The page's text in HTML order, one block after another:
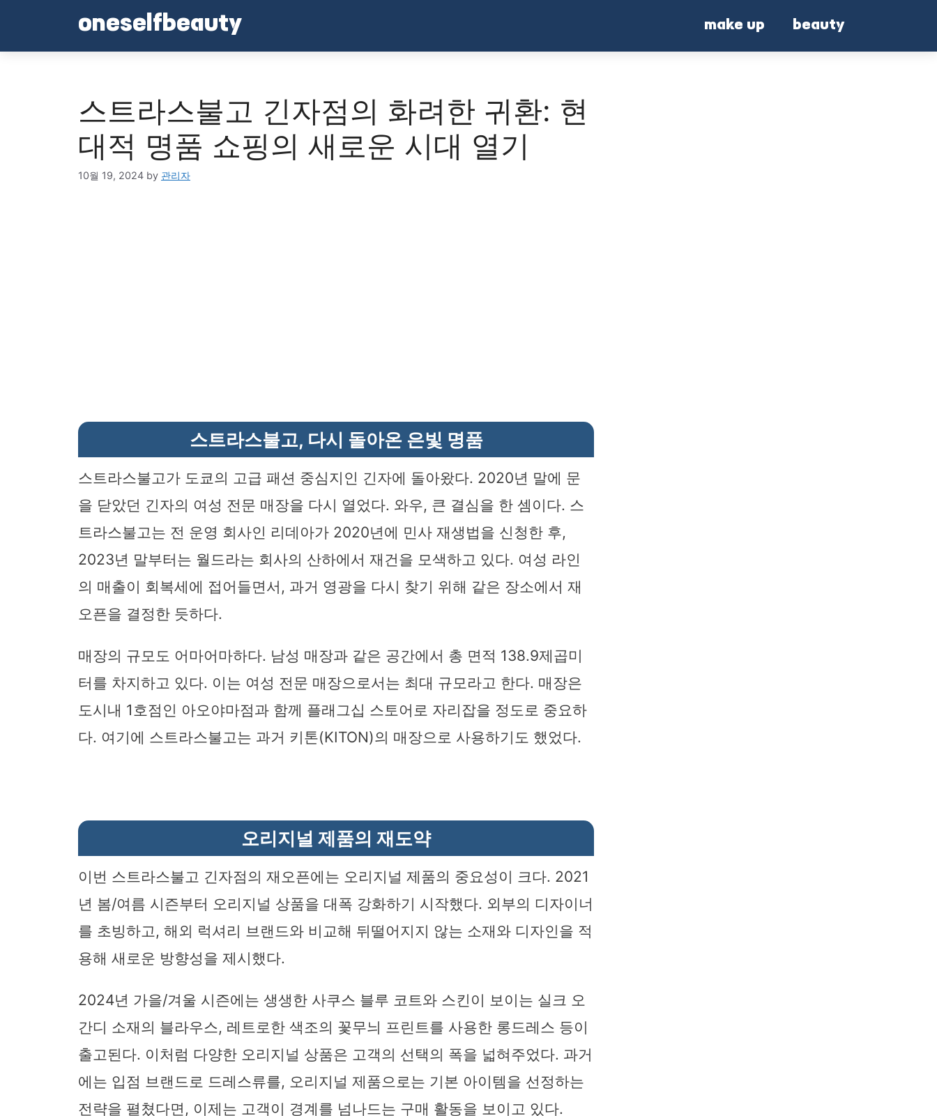
oneselfbeauty make up beauty
스트라스불고 긴자점의 화려한 귀환: 현
대적 명품 쇼핑의 새로운 시대 열기
10월 19, 2024 by 관리자
스트라스불고, 다시 돌아온 은빛 명품
스트라스불고가 도쿄의 고급 패션 중심지인 긴자에 돌아왔다. 2020년 말에 문
을 닫았던 긴자의 여성 전문 매장을 다시 열었다. 와우, 큰 결심을 한 셈이다. 스
트라스불고는 전 운영 회사인 리데아가 2020년에 민사 재생법을 신청한 후,
2023년 말부터는 월드라는 회사의 산하에서 재건을 모색하고 있다. 여성 라인
의 매출이 회복세에 접어들면서, 과거 영광을 다시 찾기 위해 같은 장소에서 재
오픈을 결정한 듯하다.
매장의 규모도 어마어마하다. 남성 매장과 같은 공간에서 총 면적 138.9제곱미
터를 차지하고 있다. 이는 여성 전문 매장으로서는 최대 규모라고 한다. 매장은
도시내 1호점인 아오야마점과 함께 플래그십 스토어로 자리잡을 정도로 중요하
다. 여기에 스트라스불고는 과거 키톤(KITON)의 매장으로 사용하기도 했었다.
오리지널 제품의 재도약
이번 스트라스불고 긴자점의 재오픈에는 오리지널 제품의 중요성이 크다. 2021
년 봄/여름 시즌부터 오리지널 상품을 대폭 강화하기 시작했다. 외부의 디자이너
를 초빙하고, 해외 럭셔리 브랜드와 비교해 뒤떨어지지 않는 소재와 디자인을 적
용해 새로운 방향성을 제시했다.
2024년 가을/겨울 시즌에는 생생한 사쿠스 블루 코트와 스킨이 보이는 실크 오
간디 소재의 블라우스, 레트로한 색조의 꽃무늬 프린트를 사용한 롱드레스 등이
출고된다. 이처럼 다양한 오리지널 상품은 고객의 선택의 폭을 넓혀주었다. 과거
에는 입점 브랜드로 드레스류를, 오리지널 제품으로는 기본 아이템을 선정하는
전략을 펼쳤다면, 이제는 고객이 경계를 넘나드는 구매 활동을 보이고 있다.